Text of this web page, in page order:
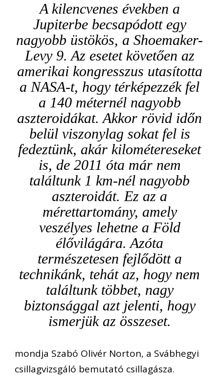
A kilencvenes években a
Jupiterbe becsapódott egy
nagyobb üstökös, a Shoemaker-
Levy 9. Az esetet követően az
amerikai kongresszus utasította
a NASA-t, hogy térképezzék fel
a 140 méternél nagyobb
aszteroidákat. Akkor rövid időn
belül viszonylag sokat fel is
fedeztünk, akár kilométereseket
is, de 2011 óta már nem
találtunk 1 km-nél nagyobb
aszteroidát. Ez az a
mérettartomány, amely
veszélyes lehetne a Föld
élővilágára. Azóta
természetesen fejlődött a
technikánk, tehát az, hogy nem
találtunk többet, nagy
biztonsággal azt jelenti, hogy
ismerjük az összeset.
mondja Szabó Olivér Norton, a Svábhegyi
csillagvizsgáló bemutató csillagásza.